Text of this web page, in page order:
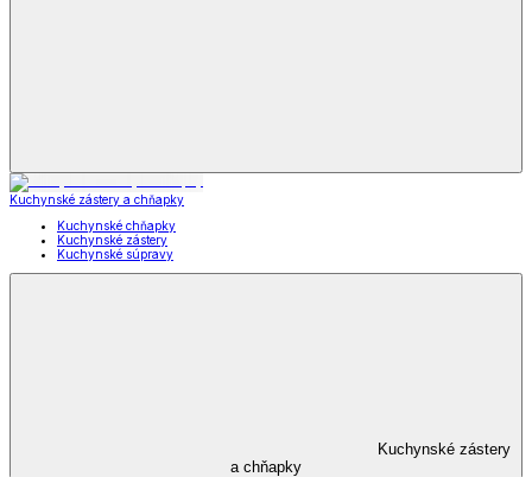
Kuchynské zástery a chňapky
Kuchynské chňapky
Kuchynské zástery
Kuchynské súpravy
Kuchynské zástery
a chňapky